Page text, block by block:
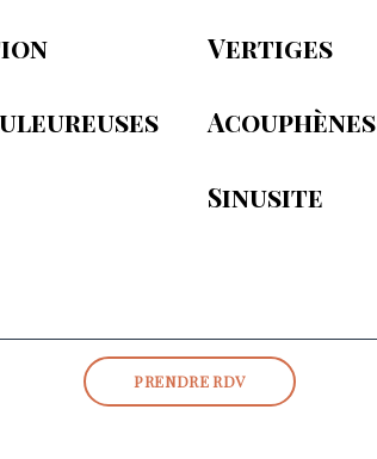
Vertiges
Acouphènes
Sinusite
PRENDRE RDV